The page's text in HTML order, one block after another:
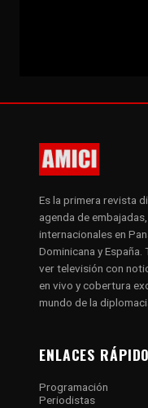
Es la primera revista
agenda de
internacionales en
Dominicana y
ver televisión con
en vivo y cobertura
mundo de la
ENLACES
Programación
Periodistas